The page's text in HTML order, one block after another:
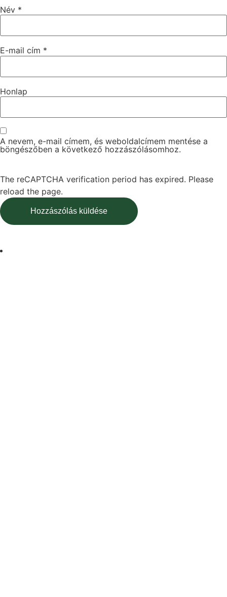
Név *
E-mail cím *
Honlap
A nevem, e-mail címem, és weboldalcímem mentése a
böngészőben a következő hozzászólásomhoz.
The reCAPTCHA verification period has expired. Please
reload the page.